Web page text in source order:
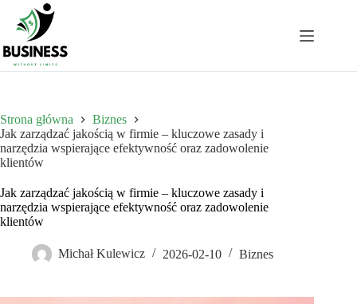
Przejdź
treści
Strona główna
Biznes
Jak zarządzać jakością w firmie – kluczowe zasady i
narzędzia wspierające efektywność oraz zadowolenie
klientów
Jak zarządzać jakością w firmie – kluczowe zasady i
narzędzia wspierające efektywność oraz zadowolenie
klientów
Michał Kulewicz 2026-02-10 Biznes